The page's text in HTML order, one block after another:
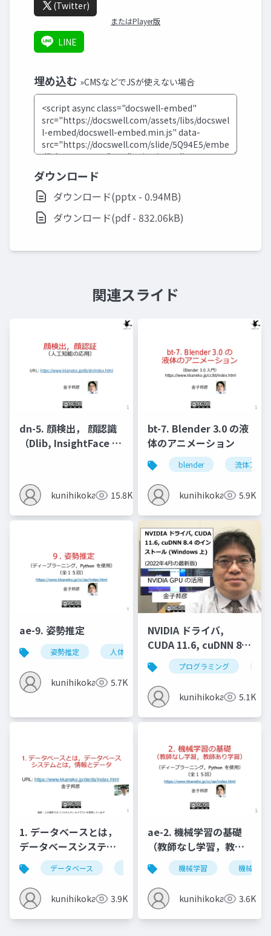
(Twitter)
またはPlayer版
LINE
埋め込む »CMSなどでJSが使えない場合
ダウンロード
ダウンロード(pptx - 0.94MB)
ダウンロード(pdf - 832.06kB)
関連スライド
dn-5. 顔検出， 顔認識
（Dlib, InsightFace を
kunihikokaneko15.8K
bt-7. Blender 3.0 の液
体のアニメーション
blender 流体アニ
kunihikokaneko5.9K
ae-9. 姿勢推定
姿勢推定 人体の姿勢推定 頭部の姿勢推定
kunihikokaneko5.7K
NVIDIA ドライバ,
CUDA 11.6, cuDNN 8.4
のインストール
(Windows 上) (2022年
4月の最新版)
プログラミング
kunihikokaneko5.1K
1. データベースとは，
データベースシステム
とは，情報とデータ
データベース データベースシステム 情報とデータ
kunihikokaneko3.9K
ae-2. 機械学習の基礎
（教師なし学習，教師
あり学習）
機械学習 機械学習
kunihikokaneko3.6K